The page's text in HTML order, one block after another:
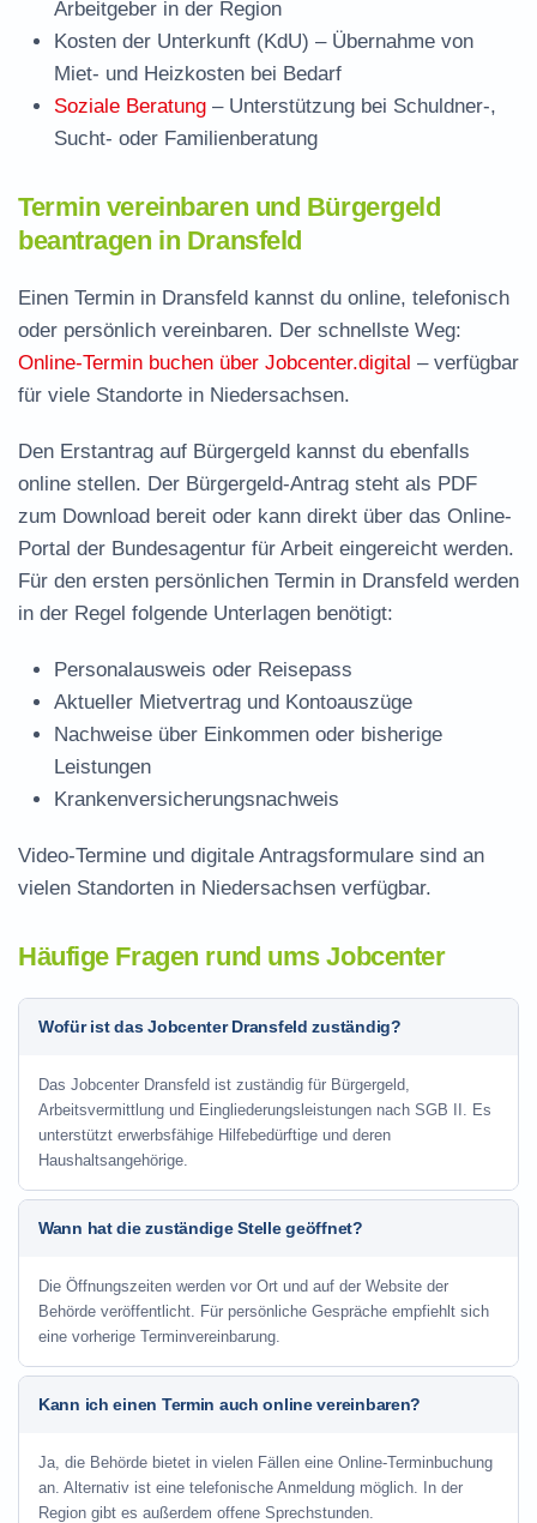
Arbeitgeber in der Region
Kosten der Unterkunft (KdU) – Übernahme von
Miet- und Heizkosten bei Bedarf
Soziale Beratung – Unterstützung bei Schuldner-,
Sucht- oder Familienberatung
Termin vereinbaren und Bürgergeld
beantragen in Dransfeld
Einen Termin in Dransfeld kannst du online, telefonisch
oder persönlich vereinbaren. Der schnellste Weg:
Online-Termin buchen über Jobcenter.digital – verfügbar
für viele Standorte in Niedersachsen.
Den Erstantrag auf Bürgergeld kannst du ebenfalls
online stellen. Der Bürgergeld-Antrag steht als PDF
zum Download bereit oder kann direkt über das Online-
Portal der Bundesagentur für Arbeit eingereicht werden.
Für den ersten persönlichen Termin in Dransfeld werden
in der Regel folgende Unterlagen benötigt:
Personalausweis oder Reisepass
Aktueller Mietvertrag und Kontoauszüge
Nachweise über Einkommen oder bisherige
Leistungen
Krankenversicherungsnachweis
Video-Termine und digitale Antragsformulare sind an
vielen Standorten in Niedersachsen verfügbar.
Häufige Fragen rund ums Jobcenter
Wofür ist das Jobcenter Dransfeld zuständig?
Das Jobcenter Dransfeld ist zuständig für Bürgergeld,
Arbeitsvermittlung und Eingliederungsleistungen nach SGB II. Es
unterstützt erwerbsfähige Hilfebedürftige und deren
Haushaltsangehörige.
Wann hat die zuständige Stelle geöffnet?
Die Öffnungszeiten werden vor Ort und auf der Website der
Behörde veröffentlicht. Für persönliche Gespräche empfiehlt sich
eine vorherige Terminvereinbarung.
Kann ich einen Termin auch online vereinbaren?
Ja, die Behörde bietet in vielen Fällen eine Online-Terminbuchung
an. Alternativ ist eine telefonische Anmeldung möglich. In der
Region gibt es außerdem offene Sprechstunden.